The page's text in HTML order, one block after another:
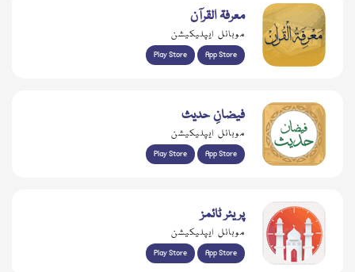
معرفۃ القرآن
موبائل ایپلیکیشن
Play Store App Store
فیضانِ حدیث
موبائل ایپلیکیشن
Play Store App Store
پریئر ٹائمز
موبائل ایپلیکیشن
Play Store App Store